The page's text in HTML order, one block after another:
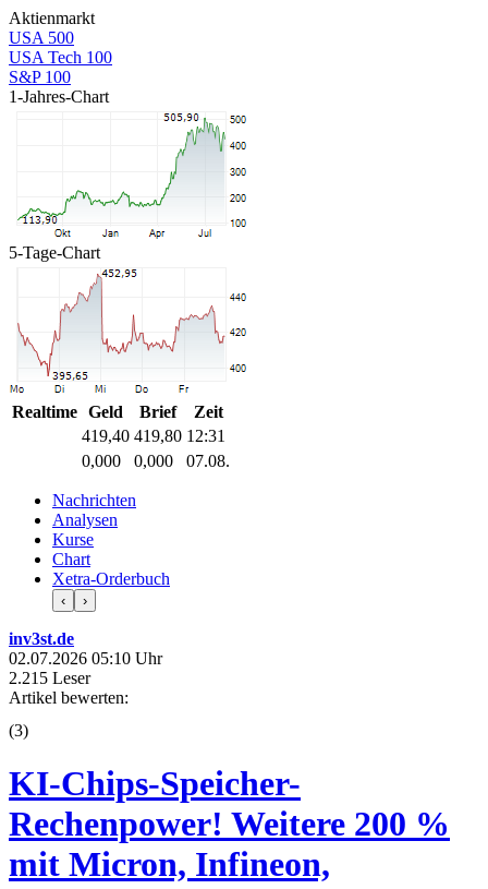
Aktienmarkt
USA 500
USA Tech 100
S&P 100
1-Jahres-Chart
5-Tage-Chart
Realtime Geld Brief
Zeit
419,40 419,80 12:31
0,000
0,000 07.08.
Nachrichten
Analysen
Kurse
Chart
Xetra-Orderbuch
‹ ›
inv3st.de
02.07.2026 05:10 Uhr
2.215 Leser
Artikel bewerten:
(3)
KI-Chips-Speicher-
Rechenpower! Weitere 200 %
mit Micron, Infineon,